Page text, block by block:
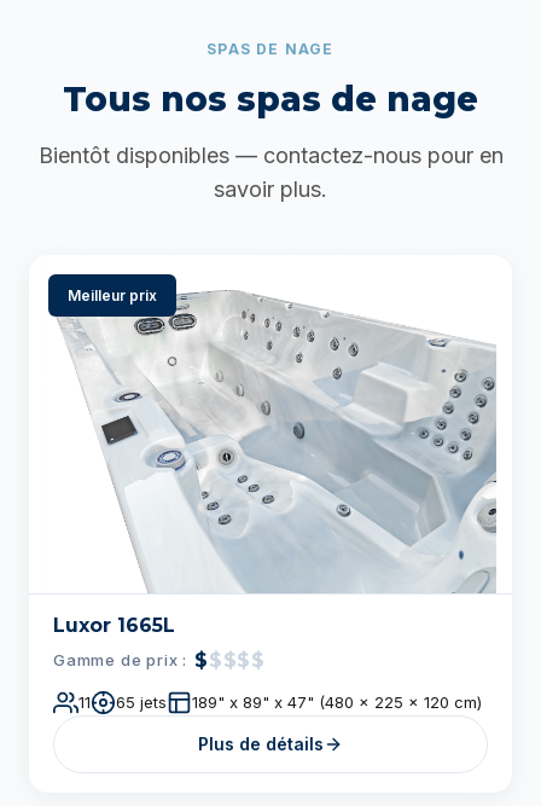
savoir plus.
Meilleur prix
Luxor 1665L
Gamme de prix : $$$$$
65 jets 189" x 89" x 47" (480 x 225 x 120 cm)
Plus de détails
Meilleur prix